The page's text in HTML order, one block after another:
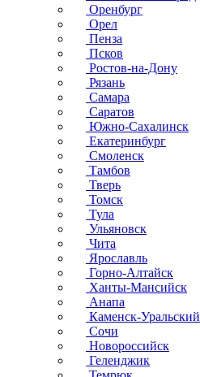
Оренбург
Орел
Пенза
Псков
Ростов-на-Дону
Рязань
Самара
Саратов
Южно-Сахалинск
Екатеринбург
Смоленск
Тамбов
Тверь
Томск
Тула
Ульяновск
Чита
Ярославль
Горно-Алтайск
Ханты-Мансийск
Анапа
Каменск-Уральский
Сочи
Новороссийск
Геленджик